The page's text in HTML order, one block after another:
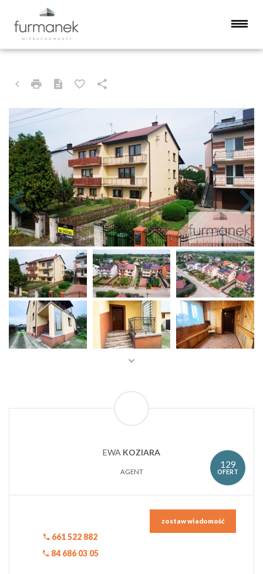
BIŁGORAJ
DOM NA SPRZEDAŻ
129
OFERT
EWA KOZIARA
AGENT
661 522 882
84 686 03 05
zostaw wiadomość